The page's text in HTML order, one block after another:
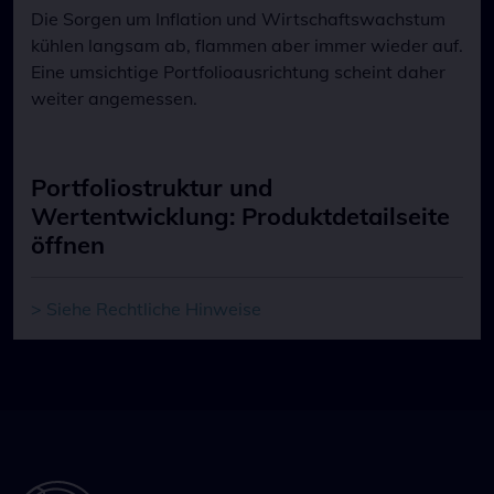
Die Sorgen um Inflation und Wirtschaftswachstum
kühlen langsam ab, flammen aber immer wieder auf.
Eine umsichtige Portfolioausrichtung scheint daher
weiter angemessen.
Portfoliostruktur und
Wertentwicklung: Produktdetailseite
öffnen
> Siehe Rechtliche Hinweise